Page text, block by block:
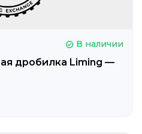
В наличии
дробилка Liming —